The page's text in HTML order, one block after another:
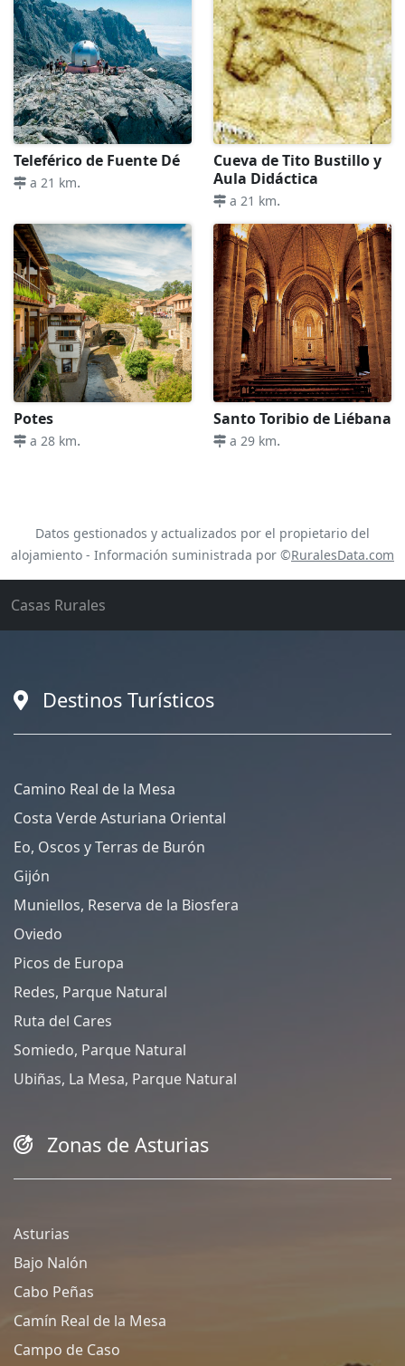
Teleférico de Fuente Dé
a 21 km.
Cueva de Tito Bustillo y
Aula Didáctica
a 21 km.
Potes
a 28 km.
Santo Toribio de Liébana
a 29 km.
Datos gestionados y actualizados por el propietario del
alojamiento - Información suministrada por ©RuralesData.com
Casas Rurales
Destinos Turísticos
Camino Real de la Mesa
Costa Verde Asturiana Oriental
Eo, Oscos y Terras de Burón
Gijón
Muniellos, Reserva de la Biosfera
Oviedo
Picos de Europa
Redes, Parque Natural
Ruta del Cares
Somiedo, Parque Natural
Ubiñas, La Mesa, Parque Natural
Zonas de Asturias
Asturias
Bajo Nalón
Cabo Peñas
Camín Real de la Mesa
Campo de Caso